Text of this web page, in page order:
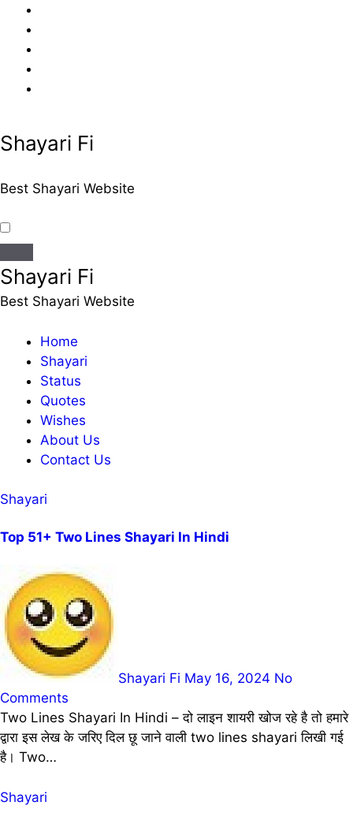
content
Shayari Fi
Best Shayari Website
Shayari Fi
Best Shayari Website
Home
Shayari
Status
Quotes
Wishes
About Us
Contact Us
Shayari
Top 51+ Two Lines Shayari In Hindi
Shayari Fi May 16, 2024 No
Comments
Two Lines Shayari In Hindi – दो लाइन शायरी खोज रहे है तो हमारे
द्वारा इस लेख के जरिए दिल छू जाने वाली two lines shayari लिखी गई
है। Two…
Shayari